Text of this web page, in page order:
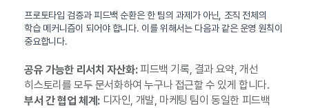
프로토타입 검증과 피드백 순환은 한 팀의 과제가 아닌, 조직 전체의
학습 메커니즘이 되어야 합니다. 이를 위해서는 다음과 같은 운영 원칙이
중요합니다.
공유 가능한 리서치 자산화:피드백 기록, 결과 요약, 개선
히스토리를 모두 문서화하여 누구나 접근할 수 있게 합니다.
부서 간 협업 체계:디자인, 개발, 마케팅 팀이 동일한 피드백